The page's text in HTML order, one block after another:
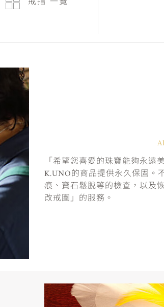
「希望您喜愛的珠寶能夠永遠
K.UNO的商品提供永久保固。
痕、寶石鬆脫等的檢查，以及
改戒圍」的服務。